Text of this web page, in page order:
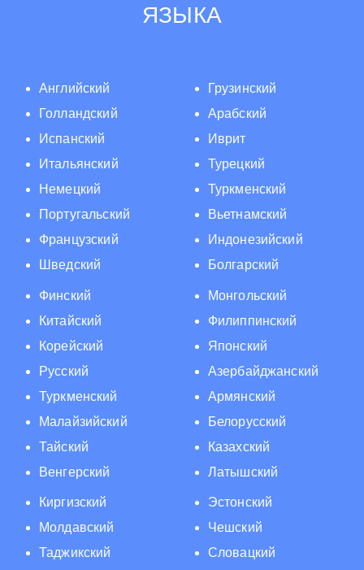
ЯЗЫКА
Английский
Голландский
Испанский
Итальянский
Немецкий
Португальский
Французский
Шведский
Грузинский
Арабский
Иврит
Турецкий
Туркменский
Вьетнамский
Индонезийский
Болгарский
Финский
Китайский
Корейский
Русский
Туркменский
Малайзийский
Тайский
Венгерский
Монгольский
Филиппинский
Японский
Азербайджанский
Армянский
Белорусский
Казахский
Латышский
Киргизский
Молдавский
Таджикский
Эстонский
Чешский
Словацкий